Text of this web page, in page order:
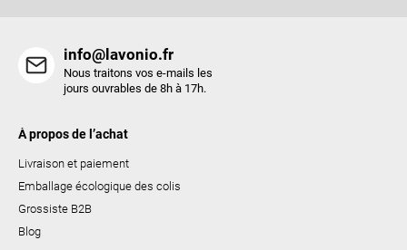
info@lavonio.fr
Nous traitons vos e-mails les
jours ouvrables de 8h à 17h.
À propos de l’achat
Livraison et paiement
Emballage écologique des colis
Grossiste B2B
Blog